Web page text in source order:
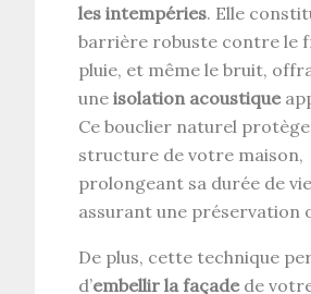
les intempéries. Elle
barrière robuste contre le
pluie, et même le bruit,
uneisolation acoustique
Ce bouclier naturel
structure de votre maison,
prolongeant sa durée de
assurant une préservation
De plus, cette technique
d’embellir la façadede